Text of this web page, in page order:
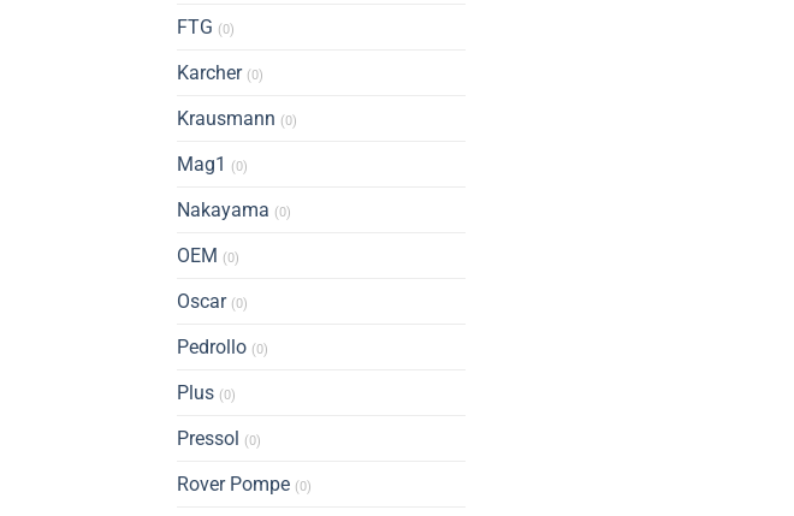
FTG (0)
Karcher (0)
Krausmann (0)
Mag1 (0)
Nakayama (0)
OEM (0)
Oscar (0)
Pedrollo (0)
Plus (0)
Pressol (0)
Rover Pompe (0)